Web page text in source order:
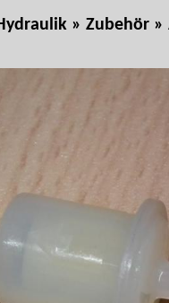
» Zubehör »